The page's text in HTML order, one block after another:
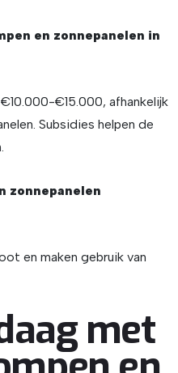
en zonnepanelen in
€15.000, afhankelijk
Subsidies helpen de
zonnepanelen
en maken gebruik van
met